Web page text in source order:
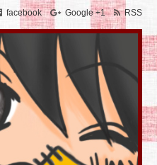
facebook Google +1 RSS